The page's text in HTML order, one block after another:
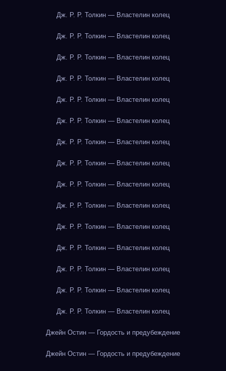
Дж. Р. Р. Толкин — Властелин колец
Дж. Р. Р. Толкин — Властелин колец
Дж. Р. Р. Толкин — Властелин колец
Дж. Р. Р. Толкин — Властелин колец
Дж. Р. Р. Толкин — Властелин колец
Дж. Р. Р. Толкин — Властелин колец
Дж. Р. Р. Толкин — Властелин колец
Дж. Р. Р. Толкин — Властелин колец
Дж. Р. Р. Толкин — Властелин колец
Дж. Р. Р. Толкин — Властелин колец
Дж. Р. Р. Толкин — Властелин колец
Дж. Р. Р. Толкин — Властелин колец
Дж. Р. Р. Толкин — Властелин колец
Дж. Р. Р. Толкин — Властелин колец
Дж. Р. Р. Толкин — Властелин колец
Джейн Остин — Гордость и предубеждение
Джейн Остин — Гордость и предубеждение